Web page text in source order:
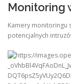
Monitoring
Kamery monitoringu
potencjalnych